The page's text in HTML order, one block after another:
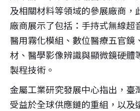
及相關材料等領域的參展廠商，
廠商展示了包括：手持式無線超
醫用霧化模組、數位醫療五官鏡
材、醫學影像辨識與顯微鏡硬體
製程技術。
金屬工業研究發展中心指出，臺
受益於全球供應鏈的重組，以及